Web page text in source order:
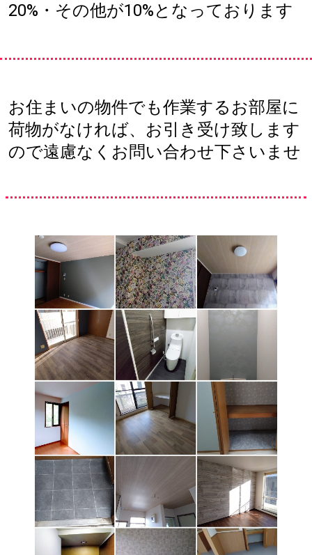
20%・その他が10%となっております
お住まいの物件でも作業するお部屋に
荷物がなければ、お引き受け致します
ので遠慮なくお問い合わせ下さいませ